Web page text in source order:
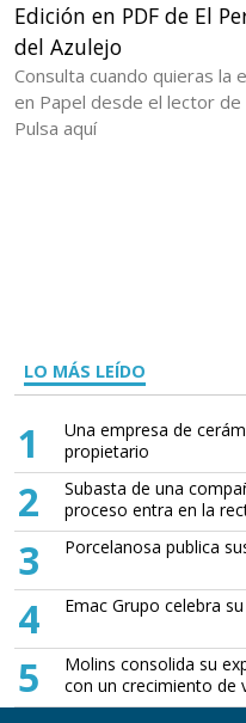
Edición en PDF de El
del Azulejo
Consulta cuando quieras la
en Papel desde el lector de
Pulsa aquí
LO MÁS LEÍDO
1
Una empresa de
propietario
2
Subasta de una
proceso entra en la
3 Porcelanosa publica
4 Emac Grupo celebra
5
Molins consolida su
con un crecimiento de